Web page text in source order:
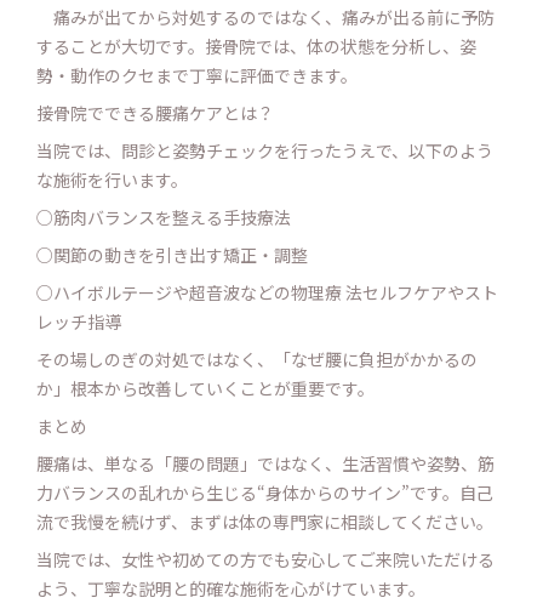
痛みが出てから対処するのではなく、痛みが出る前に予防
することが大切です。接骨院では、体の状態を分析し、姿
勢・動作のクセまで丁寧に評価できます。
接骨院でできる腰痛ケアとは？
当院では、問診と姿勢チェックを行ったうえで、以下のよう
な施術を行います。
○筋肉バランスを整える手技療法
○関節の動きを引き出す矯正・調整
○ハイボルテージや超音波などの物理療 法セルフケアやスト
レッチ指導
その場しのぎの対処ではなく、「なぜ腰に負担がかかるの
か」根本から改善していくことが重要です。
まとめ
腰痛は、単なる「腰の問題」ではなく、生活習慣や姿勢、筋
力バランスの乱れから生じる“身体からのサイン”です。自己
流で我慢を続けず、まずは体の専門家に相談してください。
当院では、女性や初めての方でも安心してご来院いただける
よう、丁寧な説明と的確な施術を心がけています。